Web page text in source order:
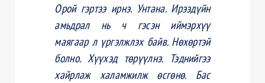
Орой гэртээ ирнэ. Унтана. Ирээдүйн
амьдрал нь ч гэсэн иймэрхүү
маягаар л үргэлжлэх байв. Нөхөртэй
болно. Хүүхэд төрүүлнэ. Тэднийгээ
хайрлаж халамжилж өсгөнө. Бас